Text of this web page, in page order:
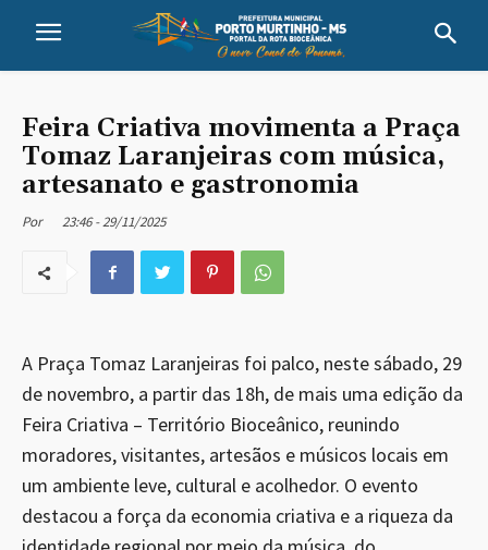
Feira Criativa movimenta a Praça
Tomaz Laranjeiras com música,
artesanato e gastronomia
Por 23:46 - 29/11/2025
A Praça Tomaz Laranjeiras foi palco, neste sábado, 29
de novembro, a partir das 18h, de mais uma edição da
Feira Criativa – Território Bioceânico, reunindo
moradores, visitantes, artesãos e músicos locais em
um ambiente leve, cultural e acolhedor. O evento
destacou a força da economia criativa e a riqueza da